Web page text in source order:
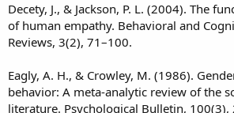
Decety, J., & Jackson, P. L. (2004). The
of human empathy. Behavioral and
Reviews, 3(2), 71–100.
Eagly, A. H., & Crowley, M. (1986).
behavior: A meta-analytic review of the
literature. Psychological Bulletin, 100(3),